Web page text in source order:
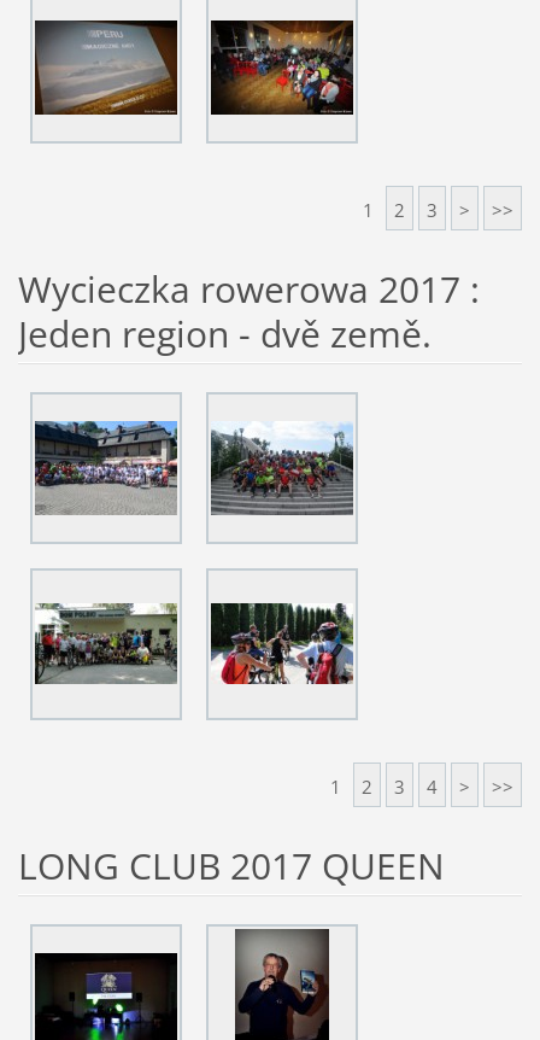
1 2 3 > >>
Wycieczka rowerowa 2017 :
Jeden region - dvě země.
1 2 3 4 > >>
LONG CLUB 2017 QUEEN